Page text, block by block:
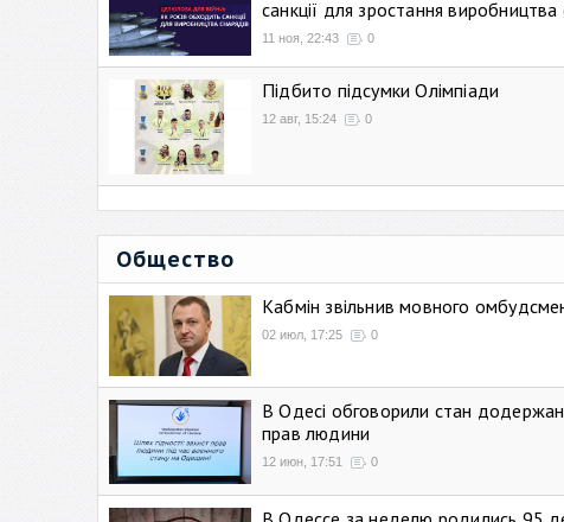
санкції для зростання виробництва
11 ноя, 22:43 0
Підбито підсумки Олімпіади
12 авг, 15:24 0
Общество
Кабмін звільнив мовного
02 июл, 17:25 0
В Одесі обговорили стан
прав людини
12 июн, 17:51 0